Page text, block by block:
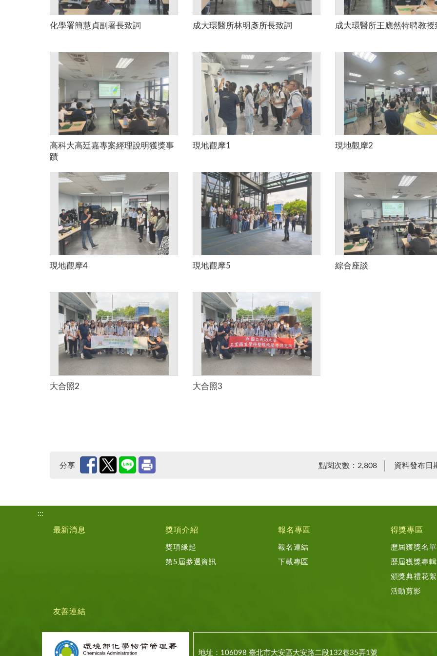
化學署簡慧貞副署長致詞 成大環醫所林明彥所長致詞 成大環醫所王應然特聘教授
高科大高廷嘉專案經理說明獲獎事
蹟
現地觀摩1 現地觀摩2
現地觀摩4 現地觀摩5 綜合座談
大合照2 大合照3
分享 點閱次數：2,808 資料發布日
:::
最新消息 獎項介紹
獎項緣起
第5屆參選資訊
報名專區
報名連結
下載專區
得獎專區
歷屆獲獎名單
歷屆獲獎專輯
頒獎典禮花絮
活動剪影
友善連結
地址：106098 臺北市大安區大安路二段132巷35弄1號